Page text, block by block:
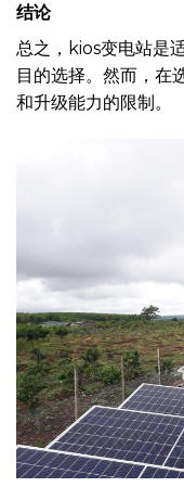
结论
总之，kios变电站是
目的选择。然而，在
和升级能力的限制。